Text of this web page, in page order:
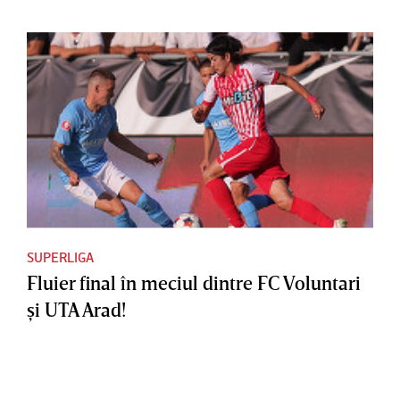
SUPERLIGA
Fluier final în meciul dintre FC Voluntari
şi UTA Arad!